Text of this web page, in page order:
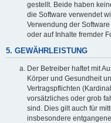
gestellt. Beide haben
die Software verwendet
Verwendung der
oder auf Inhalte fremder
5. GEWÄHRLEISTUNG
Der Betreiber haftet mit
Körper und Gesundheit
Vertragspflichten
vorsätzliches oder grob
sind. Dies gilt auch für
insbesondere